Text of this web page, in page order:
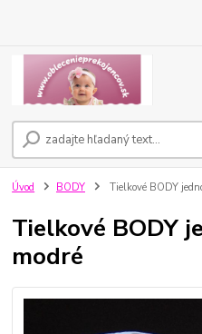
Úvod BODY Tielkové BODY
Tielkové BODY
modré